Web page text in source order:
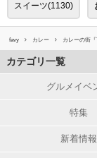
スイーツ(1130)
favy カレー カレーの街
カテゴリ一覧
グルメイベ
特集
新着情報